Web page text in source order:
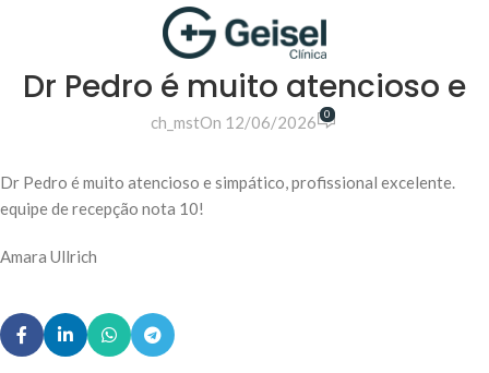
Dr Pedro é muito atencioso e
ch_mstOn 12/06/2026 0
Dr Pedro é muito atencioso e simpático, profissional excelente.
equipe de recepção nota 10!
Amara Ullrich